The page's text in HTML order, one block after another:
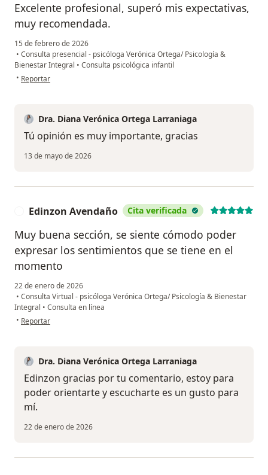
Excelente profesional, superó mis expectativas,
muy recomendada.
15 de febrero de 2026
• Consulta presencial - psicóloga Verónica Ortega/ Psicología &
Bienestar Integral • Consulta psicológica infantil
• en opinión del usuario Sofía f
Reportar
Dra. Diana Verónica Ortega Larraniaga
Tú opinión es muy importante, gracias
13 de mayo de 2026
Edinzon Avendaño Cita verificada
Muy buena sección, se siente cómodo poder
expresar los sentimientos que se tiene en el
momento
22 de enero de 2026
• Consulta Virtual - psicóloga Verónica Ortega/ Psicología & Bienestar
Integral • Consulta en línea
• en opinión del usuario Edinzon Avendaño
Reportar
Dra. Diana Verónica Ortega Larraniaga
Edinzon gracias por tu comentario, estoy para
poder orientarte y escucharte es un gusto para
mí.
22 de enero de 2026